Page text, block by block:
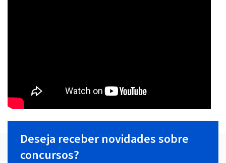
Deseja receber novidades sobre
concursos?